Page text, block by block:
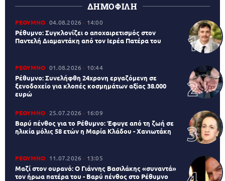
ΔΗΜΟΦΙΛΗ
ΡΕΘΥΜΝΟ 04.08.2026 14:00
Ρέθυμνο: Συγκλονίζει ο αποχαιρετισμός στον
Παντελή Διαμαντάκη από τον Ιερέα Πατέρα του
ΡΕΘΥΜΝΟ 01.08.2026 10:44
Ρέθυμνο: Συνελήφθη 24χρονη εργαζόμενη σε
ξενοδοχείο για κλοπές κοσμημάτων αξίας 38.000
ευρώ
ΡΕΘΥΜΝΟ 25.07.2026 16:09
Βαρύ πένθος για το Ρέθυμνο: Έφυγε από τη ζωή σε
ηλικία μόλις 58 ετών η Μαρία Κλάδου - Χανιωτάκη
ΡΕΘΥΜΝΟ 11.07.2026 13:05
Μαζί στον ουρανό: Ο Γιάννης Βασιλάκης «συναντά»
τον ήρωα πατέρα του - Βαρύ πένθος στο Ρέθυμνο